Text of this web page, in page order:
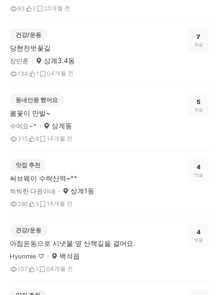
83 2 23개월 전
건강/운동
당현천벗꽃길
장민훈 상계3.4동
134 1 04개월 전
7
댓글
동네인증 했어요
봄꽃이 만발~
수야요~* 상계동
315 8 14개월 전
5
댓글
맛집 추천
써브웨이 수락산역~^^
씩씩한 다원이네 상계1동
296 5 14개월 전
4
댓글
건강/운동
아침운동으로 시냇물 옆 산책길을 걸어요.
Hyunmie ♡ 백석읍
107 1 04개월 전
4
댓글